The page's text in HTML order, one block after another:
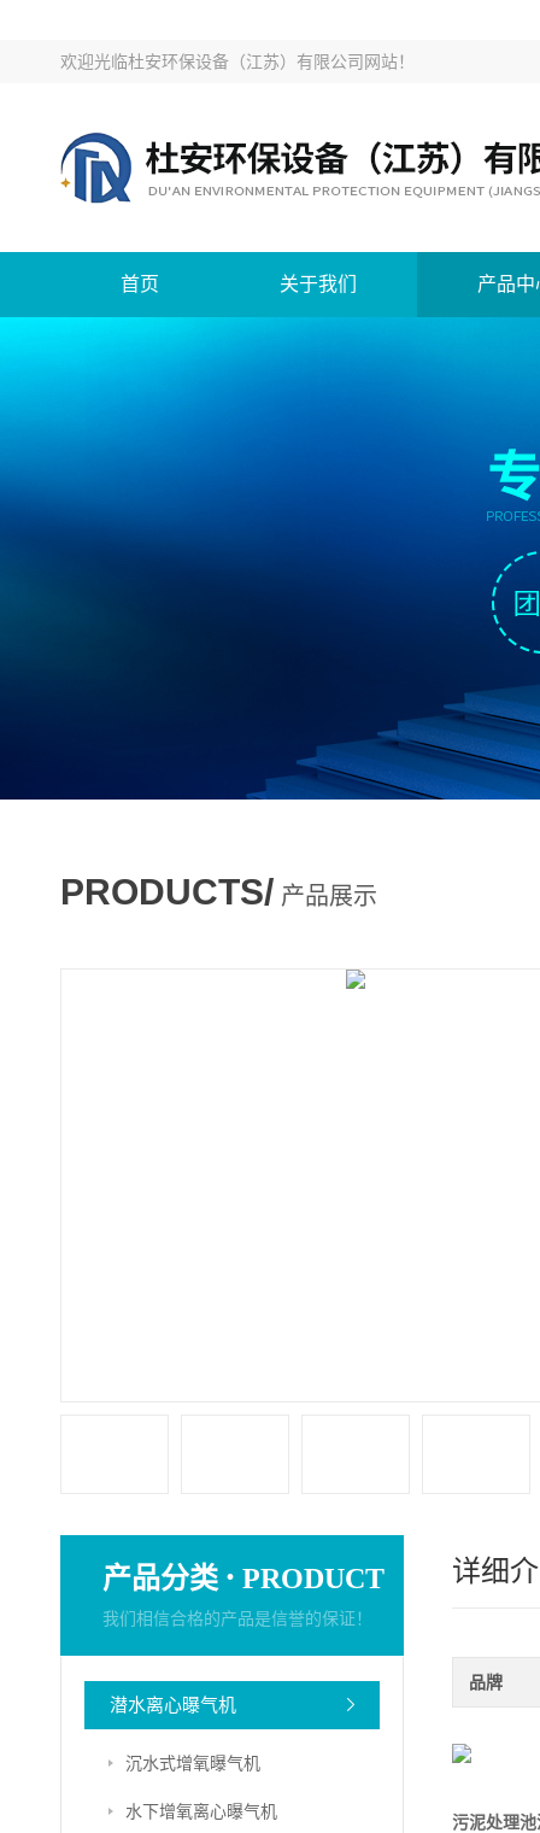
欢迎光临杜安环保设备（江苏）有限公司网站！
首页 关于我们 产品中
PRODUCTS/ 产品展示
产品分类 · PRODUCT
我们相信合格的产品是信誉的保证！
潜水离心曝气机
沉水式增氧曝气机
水下增氧离心曝气机
详细
品牌
污泥处理